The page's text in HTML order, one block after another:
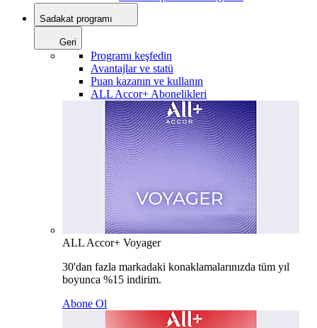
Sadakat programı
Geri
Programı keşfedin
Avantajlar ve statü
Puan kazanın ve kullanın
ALL Accor+ Abonelikleri
ALL Accor+ Voyager
30'dan fazla markadaki konaklamalarınızda tüm yıl
boyunca %15 indirim.
Abone Ol